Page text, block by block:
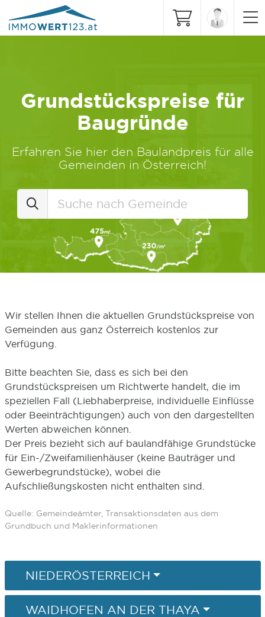
Grundstückspreise für
Baugründe
Erfahren Sie hier den Baulandpreis für alle
Gemeinden in Österreich!
Wir stellen Ihnen die aktuellen Grundstückspreise von
Gemeinden aus ganz Österreich kostenlos zur
Verfügung.
Bitte beachten Sie, dass es sich bei den
Grundstückspreisen um Richtwerte handelt, die im
speziellen Fall (Liebhaberpreise, individuelle Einflüsse
oder Beeinträchtigungen) auch von den dargestellten
Werten abweichen können.
Der Preis bezieht sich auf baulandfähige Grundstücke
für Ein-/Zweifamilienhäuser (keine Bauträger und
Gewerbegrundstücke), wobei die
Aufschließungskosten nicht enthalten sind.
Quelle: Gemeindeämter, Transaktionsdaten aus dem
Grundbuch und Maklerinformationen
NIEDERÖSTERREICH
WAIDHOFEN AN DER THAYA